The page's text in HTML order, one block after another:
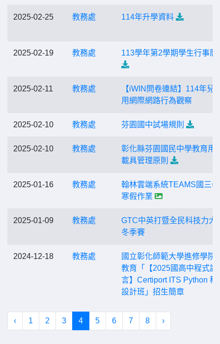
2025-02-25 教務處 114年升學資料
2025-02-19 教務處 113學年第2學期學生行事曆
2025-02-11 教務處
【iWIN問卷連結】114年兒
用網際網路行為觀察
2025-02-10 教務處 芬園國中試場規則
2025-02-10 教務處
彰化縣芬園國民中學教育用
載具管理原則
2025-01-16 教務處
翰林雲端系統TEAMS國三
寒假作業
2025-01-09 教務處
GTC中英打暨全民科技力大
冬季賽
2024-12-18 教務處
國立彰化師範大學進修學院
教育「【2025國高中程式語
言】Certiport ITS Python 程
設計班」招生簡章
‹ 1 2 3 4 5 6 7 8 ›